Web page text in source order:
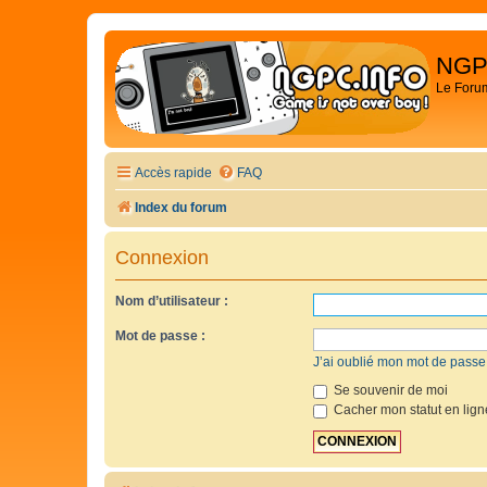
Le
Accès rapide FAQ
Index du forum
Connexion
Nom d’utilisateur :
Mot de passe :
J’ai oublié mon mot de passe
Se souvenir de moi
Cacher mon statut en